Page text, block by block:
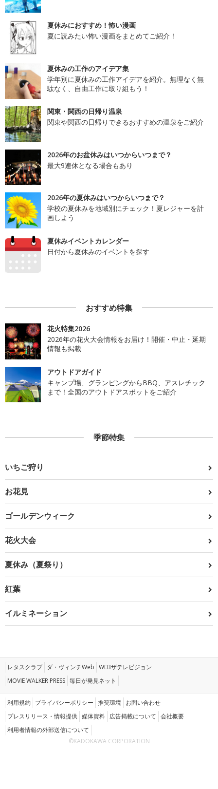
夏休みにおすすめ！怖い漫画
夏に読みたい怖い漫画をまとめてご紹介！
夏休みの工作のアイデア集
学年別に夏休みの工作アイデアを紹介。無理なく無
駄なく、自由工作に取り組もう！
関東・関西の日帰り温泉
関東や関西の日帰りできるおすすめの温泉をご紹介
2026年のお盆休みはいつからいつまで？
最大9連休となる場合もあり
2026年の夏休みはいつからいつまで？
学校の夏休みを地域別にチェック！夏レジャーを計
画しよう
夏休みイベントカレンダー
日付から夏休みのイベントを探す
おすすめ特集
花火特集2026
2026年の花火大会情報をお届け！開催・中止・延期
情報も掲載
アウトドアガイド
キャンプ場、グランピングからBBQ、アスレチック
まで！全国のアウトドアスポットをご紹介
季節特集
いちご狩り
お花見
ゴールデンウィーク
花火大会
夏休み（夏祭り）
紅葉
イルミネーション
レタスクラブ ダ・ヴィンチWeb WEBザテレビジョン
MOVIE WALKER PRESS 毎日が発見ネット
利用規約 プライバシーポリシー 推奨環境 お問い合わせ
プレスリリース・情報提供 媒体資料 広告掲載について 会社概要
利用者情報の外部送信について
©KADOKAWA CORPORATION